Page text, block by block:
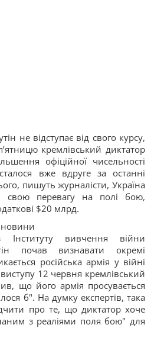
не відступає від свого курсу,
кремлівський диктатор
офіційної чисельності
вже вдруге за останні
пишуть журналісти, Україна
свою перевагу на полі бою,
$20 млрд.
Інституту вивчення війни
почав визнавати окремі
російська армія у війні
12 червня кремлівський
що його армія просувається
б". На думку експертів, така
про те, що диктатор хоче
з реаліями поля бою" для